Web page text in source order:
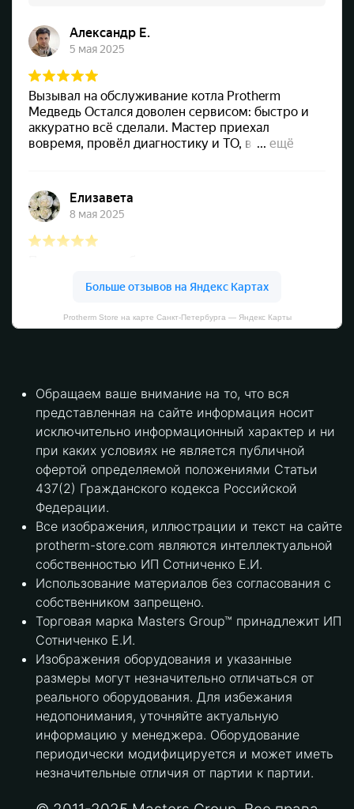
Protherm Store на карте Санкт‑Петербурга — Яндекс Карты
Обращаем ваше внимание на то, что вся
представленная на сайте информация носит
исключительно информационный характер и ни
при каких условиях не является публичной
офертой определяемой положениями Статьи
437(2) Гражданского кодекса Российской
Федерации.
Все изображения, иллюстрации и текст на сайте
protherm-store.com являются интеллектуальной
собственностью ИП Сотниченко Е.И.
Использование материалов без согласования с
собственником запрещено.
Торговая марка Masters Group™ принадлежит ИП
Сотниченко Е.И.
Изображения оборудования и указанные
размеры могут незначительно отличаться от
реального оборудования. Для избежания
недопонимания, уточняйте актуальную
информацию у менеджера. Оборудование
периодически модифицируется и может иметь
незначительные отличия от партии к партии.